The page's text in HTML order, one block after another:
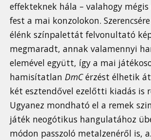
effekteknek hála – valahogy
fest a mai konzolokon.
élénk színpalettát felvonultató
megmaradt, annak valamennyi
elemével együtt, így a mai
hamisítatlan DmCérzést élhetik
két esztendővel ezelőtti kiadás is
Ugyanez mondható el a remek
játék neogótikus hangulatához
módon passzoló metalzenéről is,